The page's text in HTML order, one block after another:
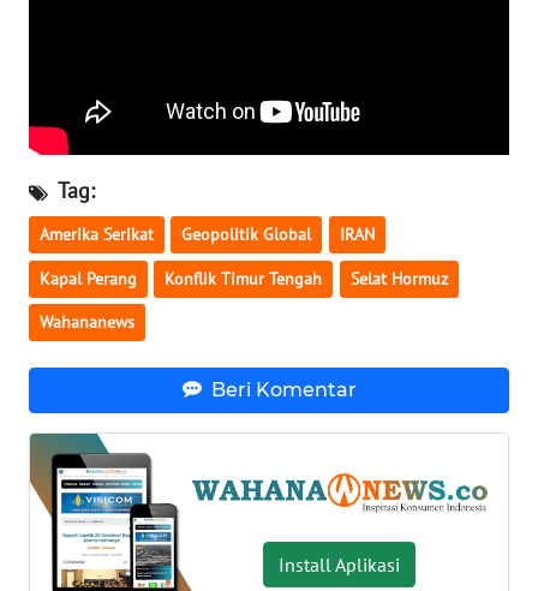
Tag:
Amerika Serikat Geopolitik Global IRAN
Kapal Perang Konflik Timur Tengah Selat Hormuz
Wahananews
Beri Komentar
Install Aplikasi
WN
JAMBI
WN
SULTRA
WN
NTB
WN
SULBAR
WN